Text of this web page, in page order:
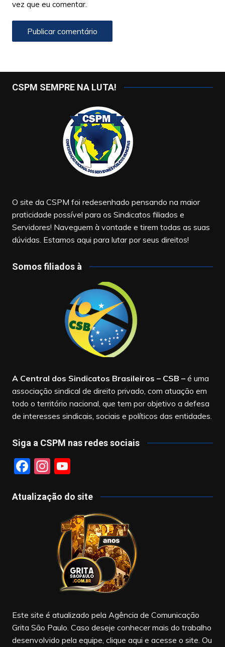
vez que eu comentar.
CSPM SEMPRE NA LUTA!
O site da CSPM foi redesenhado pensando na maior
praticidade possível para os Sindicatos filiados e
Servidores! Naveguem à vontade e tirem todas as suas
dúvidas. Estamos aqui para lutar por seus direitos!
Somos filiados à
A Central dos Sindicatos Brasileiros – CSB –é uma
associação sindical de direito privado, com atuação em
todo o território nacional, que tem por objetivo a defesa
de interesses sindicais, sociais e políticos das entidades.
Siga a CSPM nas redes sociais
F
c
In
a
m
Y
u
T
u
b
e
Atualização do site
Este site é atualizado pela Agência de Comunicação
Grita São Paulo. Caso deseje conhecer mais do trabalho
desenvolvido pela equipe, clique aqui e acesse o site. Ou